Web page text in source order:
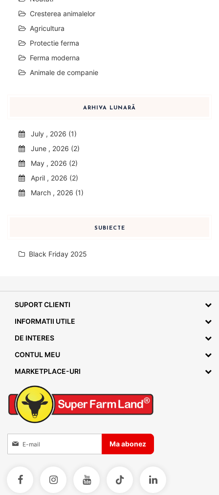
Cresterea animalelor
Agricultura
Protectie ferma
Ferma moderna
Animale de companie
ARHIVA LUNARĂ
July , 2026 (1)
June , 2026 (2)
May , 2026 (2)
April , 2026 (2)
March , 2026 (1)
SUBIECTE
Black Friday 2025
SUPORT CLIENTI
INFORMATII UTILE
DE INTERES
CONTUL MEU
MARKETPLACE-URI
Inscrieti-va la Buletinele noastre informative
Ma abonez